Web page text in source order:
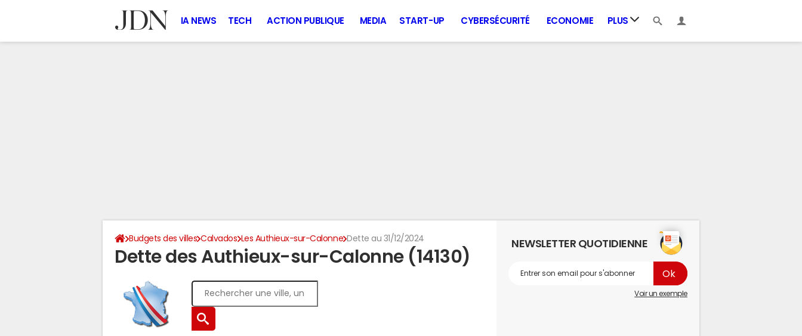
IA NEWS TECH ACTION PUBLIQUE MEDIA START-UP CYBERSÉCURITÉ ECONOMIE PLUS
Budgets des villes Calvados Les Authieux-sur-Calonne Dette au 31/12/2024
Dette des Authieux-sur-Calonne (14130)
NEWSLETTER QUOTIDIENNE
Voir un exemple